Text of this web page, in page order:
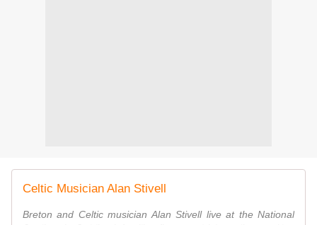
Celtic Musician Alan Stivell
Breton and Celtic musician Alan Stivell live at the National